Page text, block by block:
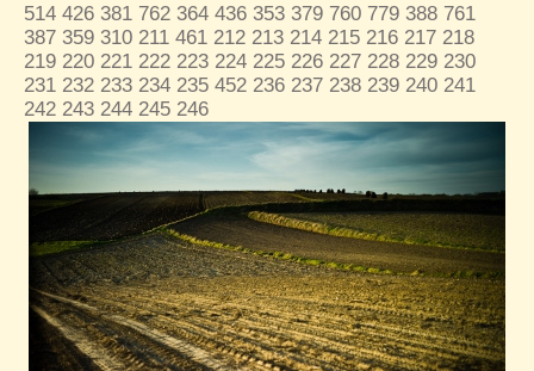
514 426 381 762 364 436 353 379 760 779 388 761
387 359 310 211 461 212 213 214 215 216 217 218
219 220 221 222 223 224 225 226 227 228 229 230
231 232 233 234 235 452 236 237 238 239 240 241
242 243 244 245 246